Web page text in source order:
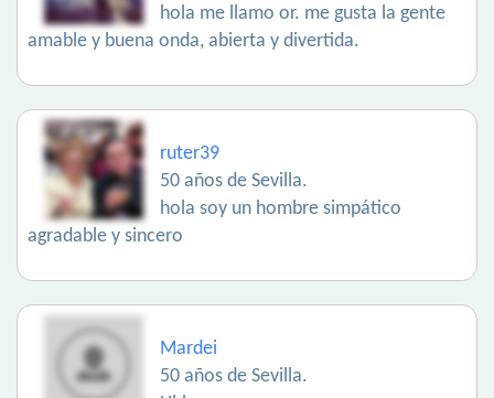
hola me llamo or. me gusta la gente
amable y buena onda, abierta y divertida.
ruter39
50 años de Sevilla.
hola soy un hombre simpático
agradable y sincero
Mardei
50 años de Sevilla.